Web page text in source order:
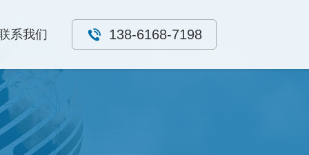
系我们 138-6168-7198